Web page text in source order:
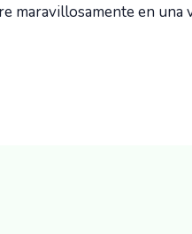
maravillosamente en una